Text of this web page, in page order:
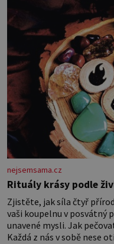
nejsemsama.cz
Rituály krásy podle
Zjistěte, jak síla čtyř
vaši koupelnu v
unavené mysli. Jak
Každá z nás v sobě nese